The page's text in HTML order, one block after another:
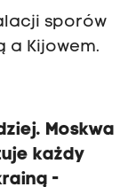
sporów
a Kijowem.
Moskwa
każdy
-